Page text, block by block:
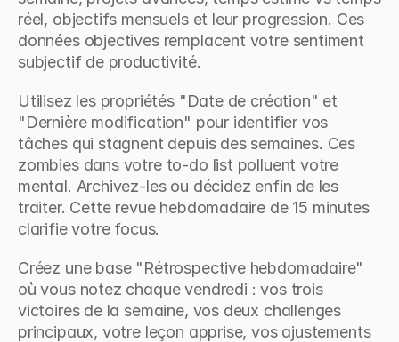
réel, objectifs mensuels et leur progression. Ces
données objectives remplacent votre sentiment
subjectif de productivité.
Utilisez les propriétés "Date de création" et
"Dernière modification" pour identifier vos
tâches qui stagnent depuis des semaines. Ces
zombies dans votre to-do list polluent votre
mental. Archivez-les ou décidez enfin de les
traiter. Cette revue hebdomadaire de 15 minutes
clarifie votre focus.
Créez une base "Rétrospective hebdomadaire"
où vous notez chaque vendredi : vos trois
victoires de la semaine, vos deux challenges
principaux, votre leçon apprise, vos ajustements